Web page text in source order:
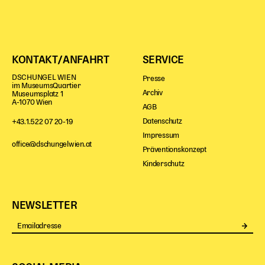
HAUS
Über Uns
Künstler*innen 2025/26
Partner*innen
20 Jahre Dschungel Wien
KONTAKT/ANFAHRT
DSCHUNGEL WIEN
im MuseumsQuartier
Museumsplatz 1
A-1070 Wien
+43.1.522 07 20-19
office@dschungelwien.at
SERVICE
Presse
Archiv
AGB
Datenschutz
Impressum
Präventionskonzept
Kinderschutz
NEWSLETTER